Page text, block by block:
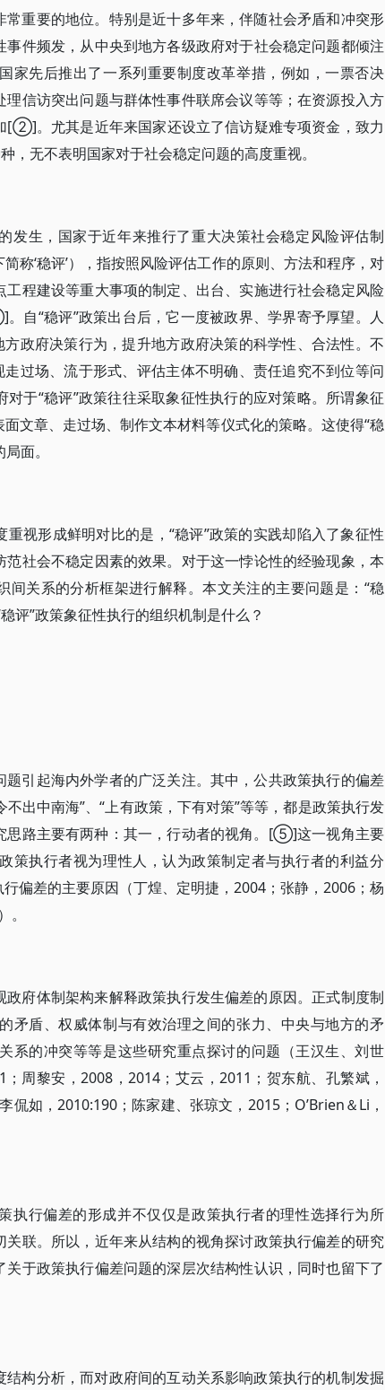
重要的地位。特别是近十多年来，伴随社会矛盾和冲突形
件频发，从中央到地方各级政府对于社会稳定问题都倾注
家先后推出了一系列重要制度改革举措，例如，一票否决
信访突出问题与群体性事件联席会议等等；在资源投入方
[②]。尤其是近年来国家还设立了信访疑难专项资金，致力
，无不表明国家对于社会稳定问题的高度重视。
发生，国家于近年来推行了重大决策社会稳定风险评估制
称‘稳评’），指按照风险评估工作的原则、方法和程序，对
程建设等重大事项的制定、出台、实施进行社会稳定风险
自“稳评”政策出台后，它一度被政界、学界寄予厚望。人
政府决策行为，提升地方政府决策的科学性、合法性。不
过场、流于形式、评估主体不明确、责任追究不到位等问
于“稳评”政策往往采取象征性执行的应对策略。所谓象征
文章、走过场、制作文本材料等仪式化的策略。这使得“稳
面。
视形成鲜明对比的是，“稳评”政策的实践却陷入了象征性
社会不稳定因素的效果。对于这一悖论性的经验现象，本
间关系的分析框架进行解释。本文关注的主要问题是：“稳
评”政策象征性执行的组织机制是什么？
引起海内外学者的广泛关注。其中，公共政策执行的偏差
出中南海”、“上有政策，下有对策”等等，都是政策执行发
思路主要有两种：其一，行动者的视角。[⑤]这一视角主要
策执行者视为理性人，认为政策制定者与执行者的利益分
偏差的主要原因（丁煌、定明捷，2004；张静，2006；杨
府体制架构来解释政策执行发生偏差的原因。正式制度制
矛盾、权威体制与有效治理之间的张力、中央与地方的矛
系的冲突等等是这些研究重点探讨的问题（王汉生、刘世
周黎安，2008，2014；艾云，2011；贺东航、孔繁斌，
如，2010:190；陈家建、张琼文，2015；O’Brien＆Li，
执行偏差的形成并不仅仅是政策执行者的理性选择行为所
联。所以，近年来从结构的视角探讨政策执行偏差的研究
于政策执行偏差问题的深层次结构性认识，同时也留下了
构分析，而对政府间的互动关系影响政策执行的机制发掘